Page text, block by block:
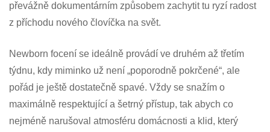
převážně dokumentárním způsobem zachytit tu ryzí radost
z příchodu nového človíčka na svět.
Newborn focení se ideálně provádí ve druhém až třetím
týdnu, kdy miminko už není „poporodně pokrčené“, ale
pořád je ještě dostatečně spavé. Vždy se snažím o
maximálně respektující a šetrný přístup, tak abych co
nejméně narušoval atmosféru domácnosti a klid, který